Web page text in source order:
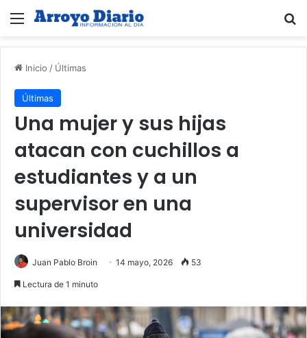
Menú
Inicio / Últimas
Últimas
Una mujer y sus hijas
atacan con cuchillos a
estudiantes y a un
supervisor en una
universidad
Juan Pablo Broin 14 mayo, 2026 53
Lectura de 1 minuto